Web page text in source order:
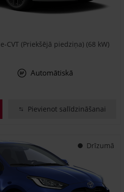
CVT (Priekšējā piedziņa) (68 kW)
Automātiskā
Pievienot salīdzināšanai
Drīzumā